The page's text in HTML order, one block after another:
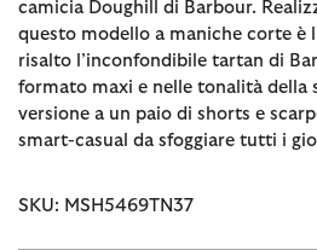
camicia Doughill di Barbour.
questo modello a maniche corte è
risalto l’inconfondibile tartan di
formato maxi e nelle tonalità della
versione a un paio di shorts e
smart-casual da sfoggiare tutti i
SKU: MSH5469TN37